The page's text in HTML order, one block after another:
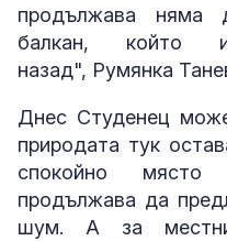
продължава няма
балкан, който
назад", Румянка
Днес Студенец
природата тук
спокойно
продължава да
шум. А за